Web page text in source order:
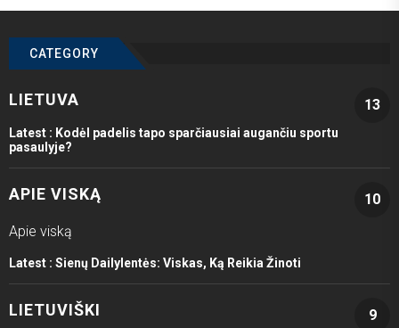
CATEGORY
LIETUVA 13
Latest : Kodėl padelis tapo sparčiausiai augančiu sportu
pasaulyje?
APIE VISKĄ
10
Apie viską
Latest : Sienų Dailylentės: Viskas, Ką Reikia Žinoti
LIETUVIŠKI
9